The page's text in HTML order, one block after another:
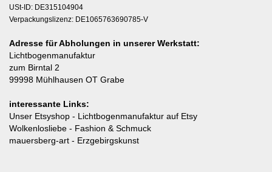
USt-ID: DE315104904
Verpackungslizenz: DE1065763690785-V
Adresse für Abholungen in unserer Werkstatt:
Lichtbogenmanufaktur
zum Birntal 2
99998 Mühlhausen OT Grabe
interessante Links:
Unser Etsyshop - Lichtbogenmanufaktur auf Etsy
Wolkenlosliebe - Fashion & Schmuck
mauersberg-art - Erzgebirgskunst